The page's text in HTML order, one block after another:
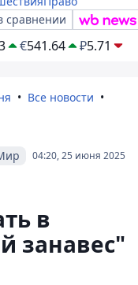
сравнении
€541.64 ₽5.71
Все новости
04:20, 25 июня 2025
в
занавес"